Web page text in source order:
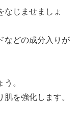
なじませましょ
などの成分入りが
。
を強化します。